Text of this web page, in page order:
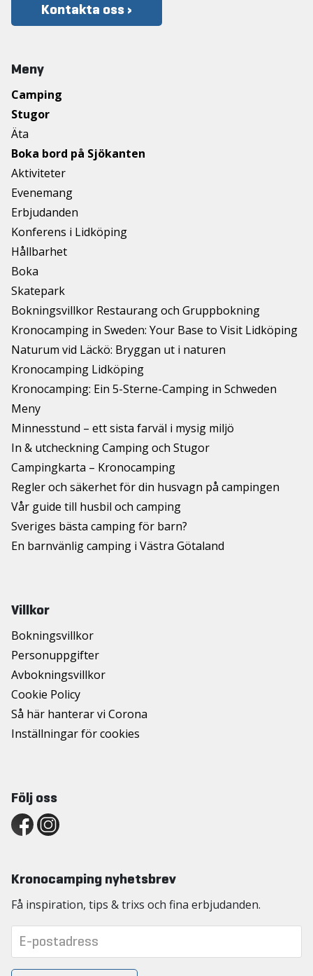
Kontakta oss ›
Meny
Camping
Stugor
Äta
Boka bord på Sjökanten
Aktiviteter
Evenemang
Erbjudanden
Konferens i Lidköping
Hållbarhet
Boka
Skatepark
Bokningsvillkor Restaurang och Gruppbokning
Kronocamping in Sweden: Your Base to Visit Lidköping
Naturum vid Läckö: Bryggan ut i naturen
Kronocamping Lidköping
Kronocamping: Ein 5-Sterne-Camping in Schweden
Meny
Minnesstund – ett sista farväl i mysig miljö
In & utcheckning Camping och Stugor
Campingkarta – Kronocamping
Regler och säkerhet för din husvagn på campingen
Vår guide till husbil och camping
Sveriges bästa camping för barn?
En barnvänlig camping i Västra Götaland
Villkor
Bokningsvillkor
Personuppgifter
Avbokningsvillkor
Cookie Policy
Så här hanterar vi Corona
Inställningar för cookies
Följ oss
Kronocamping nyhetsbrev
Få inspiration, tips & trixs och fina erbjudanden.